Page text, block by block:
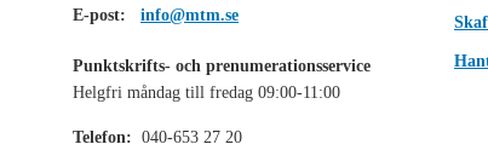
E-post:
info@mtm.se
Punktskrifts- och prenumerationsservice
Helgfri måndag till fredag 09:00-11:00
Telefon: 040-653 27 20